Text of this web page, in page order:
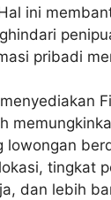
ini
pribadi
menyediakan
lowongan
tingkat
dan lebih